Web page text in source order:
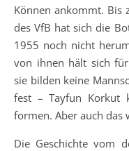
Können ankommt. Bis
des VfB hat sich die
1955 noch nicht
von ihnen hält sich
sie bilden keine
fest – Tayfun Korkut
formen. Aber auch das
Die Geschichte vom